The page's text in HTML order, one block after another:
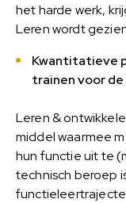
het harde werk,
Leren wordt
Kwantitatieve
trainen voor
Leren &
middel waarmee
hun functie uit te
technisch beroep